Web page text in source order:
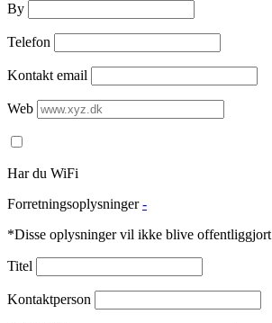
By
Telefon
Kontakt email
Web
Har du WiFi
Forretningsoplysninger -
*Disse oplysninger vil ikke blive offentliggjort
Titel
Kontaktperson